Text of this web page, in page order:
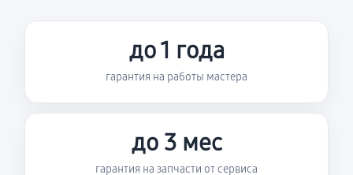
до 1 года
гарантия на работы мастера
до 3 мес
гарантия на запчасти от сервиса